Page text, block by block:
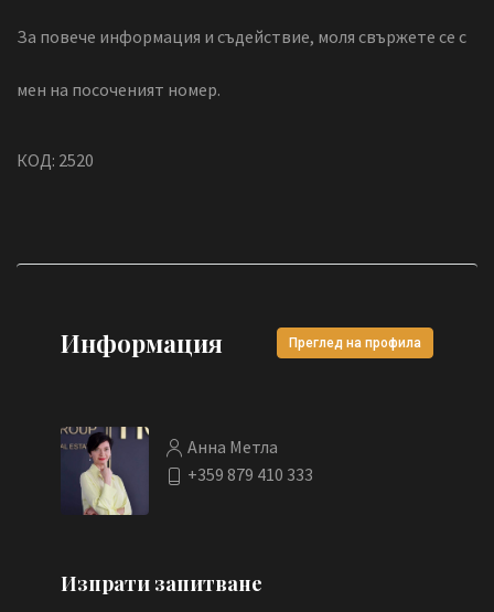
За повече информация и съдействие, моля свържете се с
мен на посоченият номер.
КОД: 2520
Информация Преглед на профила
Анна Метла
+359 879 410 333
Изпрати запитване